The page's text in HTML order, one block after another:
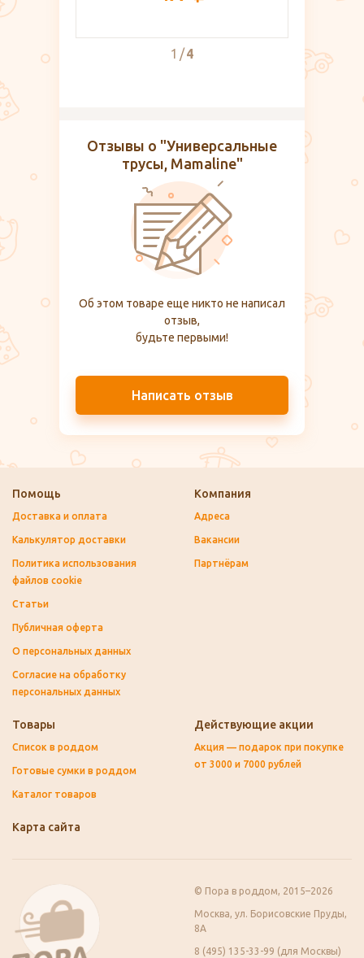
2 4
Отзывы о "Универсальные
трусы, Mamaline"
Об этом товаре еще никто не написал
отзыв,
будьте первыми!
Написать отзыв
Помощь
Доставка и оплата
Калькулятор доставки
Политика использования
файлов cookie
Статьи
Публичная оферта
О персональных данных
Согласие на обработку
персональных данных
Компания
Адреса
Вакансии
Партнёрам
Товары
Список в роддом
Готовые сумки в роддом
Каталог товаров
Действующие акции
Акция — подарок при покупке
от 3000 и 7000 рублей
Карта сайта
© Пора в роддом, 2015–2026
Москва, ул. Борисовские Пруды,
8А
8 (495) 135-33-99 (для Москвы)